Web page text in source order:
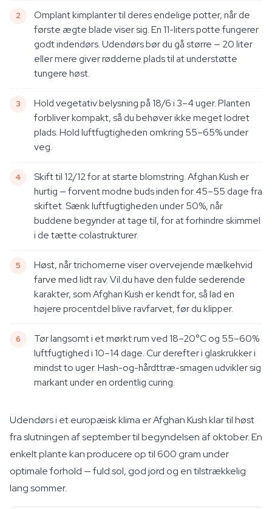
Omplant kimplanter til deres endelige potter, når de
første ægte blade viser sig. En 11-liters potte fungerer
godt indendørs. Udendørs bør du gå større — 20 liter
eller mere giver rødderne plads til at understøtte
tungere høst.
Hold vegetativ belysning på 18/6 i 3–4 uger. Planten
forbliver kompakt, så du behøver ikke meget lodret
plads. Hold luftfugtigheden omkring 55–65% under
veg.
Skift til 12/12 for at starte blomstring. Afghan Kush er
hurtig — forvent modne buds inden for 45–55 dage fra
skiftet. Sænk luftfugtigheden under 50%, når
buddene begynder at tage til, for at forhindre skimmel
i de tætte colastrukturer.
Høst, når trichomerne viser overvejende mælkehvid
farve med lidt rav. Vil du have den fulde sederende
karakter, som Afghan Kush er kendt for, så lad en
højere procentdel blive ravfarvet, før du klipper.
Tør langsomt i et mørkt rum ved 18–20°C og 55–60%
luftfugtighed i 10–14 dage. Cur derefter i glaskrukker i
mindst to uger. Hash-og-hårdttræ-smagen udvikler sig
markant under en ordentlig curing.
Udendørs i et europæisk klima er Afghan Kush klar til høst
fra slutningen af september til begyndelsen af oktober. En
enkelt plante kan producere op til 600 gram under
optimale forhold — fuld sol, god jord og en tilstrækkelig
lang sommer.